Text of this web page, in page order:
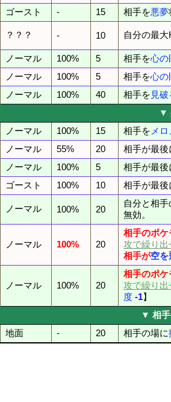
ゴースト - 15 相手を悪夢
？？？ - 10 自分の最
ノーマル 100% 5 相手を心の
ノーマル 100% 5 相手を心の
ノーマル 100% 40 相手を 見破
▼
ノーマル 100% 15 相手をメロ
ノーマル 55% 20
相手が最
ノーマル 100% 5
相手が最
ゴースト 100% 10 相手が最後
ノーマル 100% 20
自分と相
無効。
ノーマル 100% 20
相手のポ
攻で繰り
相手が空を
ノーマル 100% 20
相手のポ
攻で繰り
度 -1】
▼ 相手
地面 - 20 相手の場に